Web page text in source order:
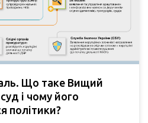
Що таке Вищий
і чому його
політики?